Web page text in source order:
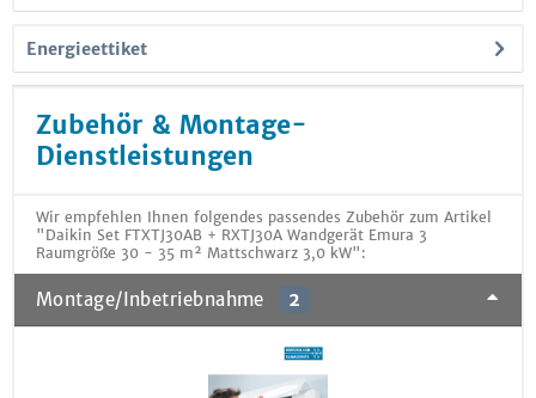
Energieettiket
Zubehör & Montage-
Dienstleistungen
Wir empfehlen Ihnen folgendes passendes Zubehör zum Artikel
"Daikin Set FTXTJ30AB + RXTJ30A Wandgerät Emura 3
Raumgröße 30 - 35 m² Mattschwarz 3,0 kW":
Montage/Inbetriebnahme 2